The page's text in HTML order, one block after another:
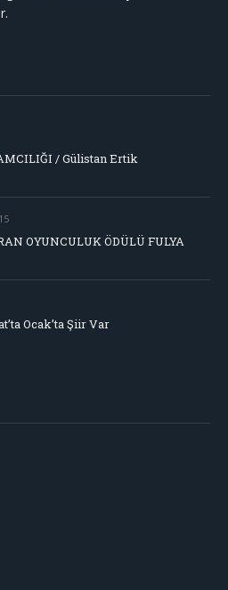
/ Gülistan Ertik
OYUNCULUK ÖDÜLÜ FULYA
Ocak’ta Şiir Var